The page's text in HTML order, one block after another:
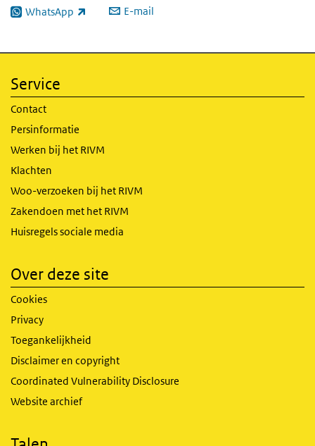
WhatsApp
(externe link) E-mail
Service
Contact
Persinformatie
Werken bij het RIVM
Klachten
Woo-verzoeken bij het RIVM
Zakendoen met het RIVM
Huisregels sociale media
Over deze site
Cookies
Privacy
Toegankelijkheid
Disclaimer en copyright
Coordinated Vulnerability Disclosure
Website archief